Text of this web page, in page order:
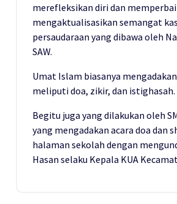
merefleksikan diri dan
mengaktualisasikan semangat
persaudaraan yang dibawa oleh
SAW.
Umat Islam biasanya
meliputi doa, zikir, dan istighasah.
Begitu juga yang dilakukan oleh
yang mengadakan acara doa dan
halaman sekolah dengan
Hasan selaku Kepala KUA